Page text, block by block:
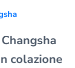
colazione